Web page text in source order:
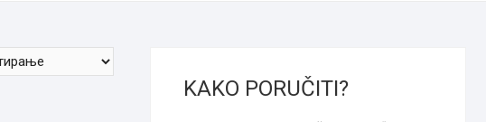
KAKO PORUČITI?